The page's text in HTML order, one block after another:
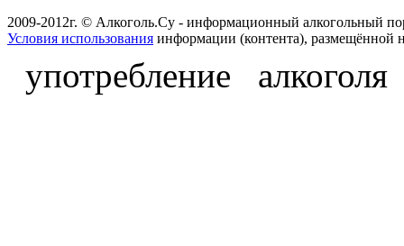
2009-2012г. © Алкоголь.Су - информационный алкогольный
Условия использования информации (контента), размещённой
употребление